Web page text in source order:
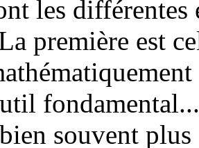
les différentes
première est
souvent